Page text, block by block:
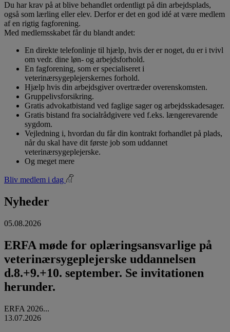
Du har krav på at blive behandlet ordentligt på din arbejdsplads,
også som lærling eller elev. Derfor er det en god idé at være medlem
af en rigtig fagforening.
Med medlemsskabet får du blandt andet:
En direkte telefonlinje til hjælp, hvis der er noget, du er i tvivl
om vedr. dine løn- og arbejdsforhold.
En fagforening, som er specialiseret i
veterinærsygeplejerskernes forhold.
Hjælp hvis din arbejdsgiver overtræder overenskomsten.
Gruppelivsforsikring.
Gratis advokatbistand ved faglige sager og arbejdsskadesager.
Gratis bistand fra socialrådgivere ved f.eks. længerevarende
sygdom.
Vejledning i, hvordan du får din kontrakt forhandlet på plads,
når du skal have dit første job som uddannet
veterinærsygeplejerske.
Og meget mere
Bliv medlem i dag
Nyheder
05.08.2026
ERFA møde for oplæringsansvarlige på
veterinærsygeplejerske uddannelsen
d.8.+9.+10. september. Se invitationen
herunder.
ERFA 2026...
13.07.2026